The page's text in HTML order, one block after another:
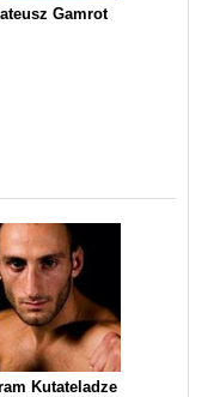
Gamrot
Kutateladze